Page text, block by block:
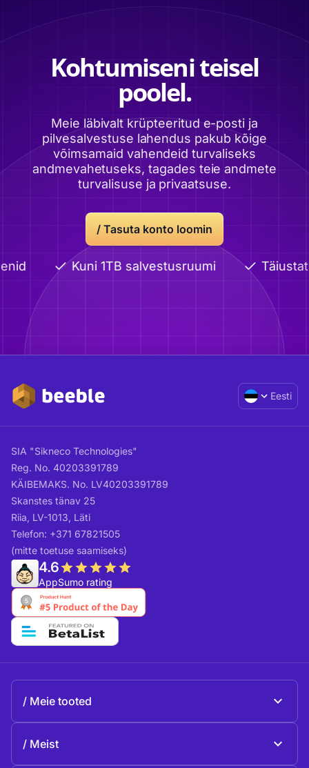
Kohtumiseni teisel
poolel.
Meie läbivalt krüpteeritud e-posti ja
pilvesalvestuse lahendus pakub kõige
võimsamaid vahendeid turvaliseks
andmevahetuseks, tagades teie andmete
turvalisuse ja privaatsuse.
/ Tasuta konto loomin
Kuni 1TB salvestusruumi
Eesti
SIA "Sikneco Technologies"
Reg. No. 40203391789
KÄIBEMAKS. No. LV40203391789
Skanstes tänav 25
Riia, LV-1013, Läti
Telefon: +371 67821505
(mitte toetuse saamiseks)
4.6
AppSumo rating
Meie tooted
Meist